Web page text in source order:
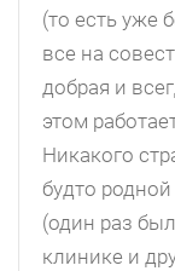
(то есть уже
все на
добрая и
этом
Никакого
будто родной
(один раз
клинике и